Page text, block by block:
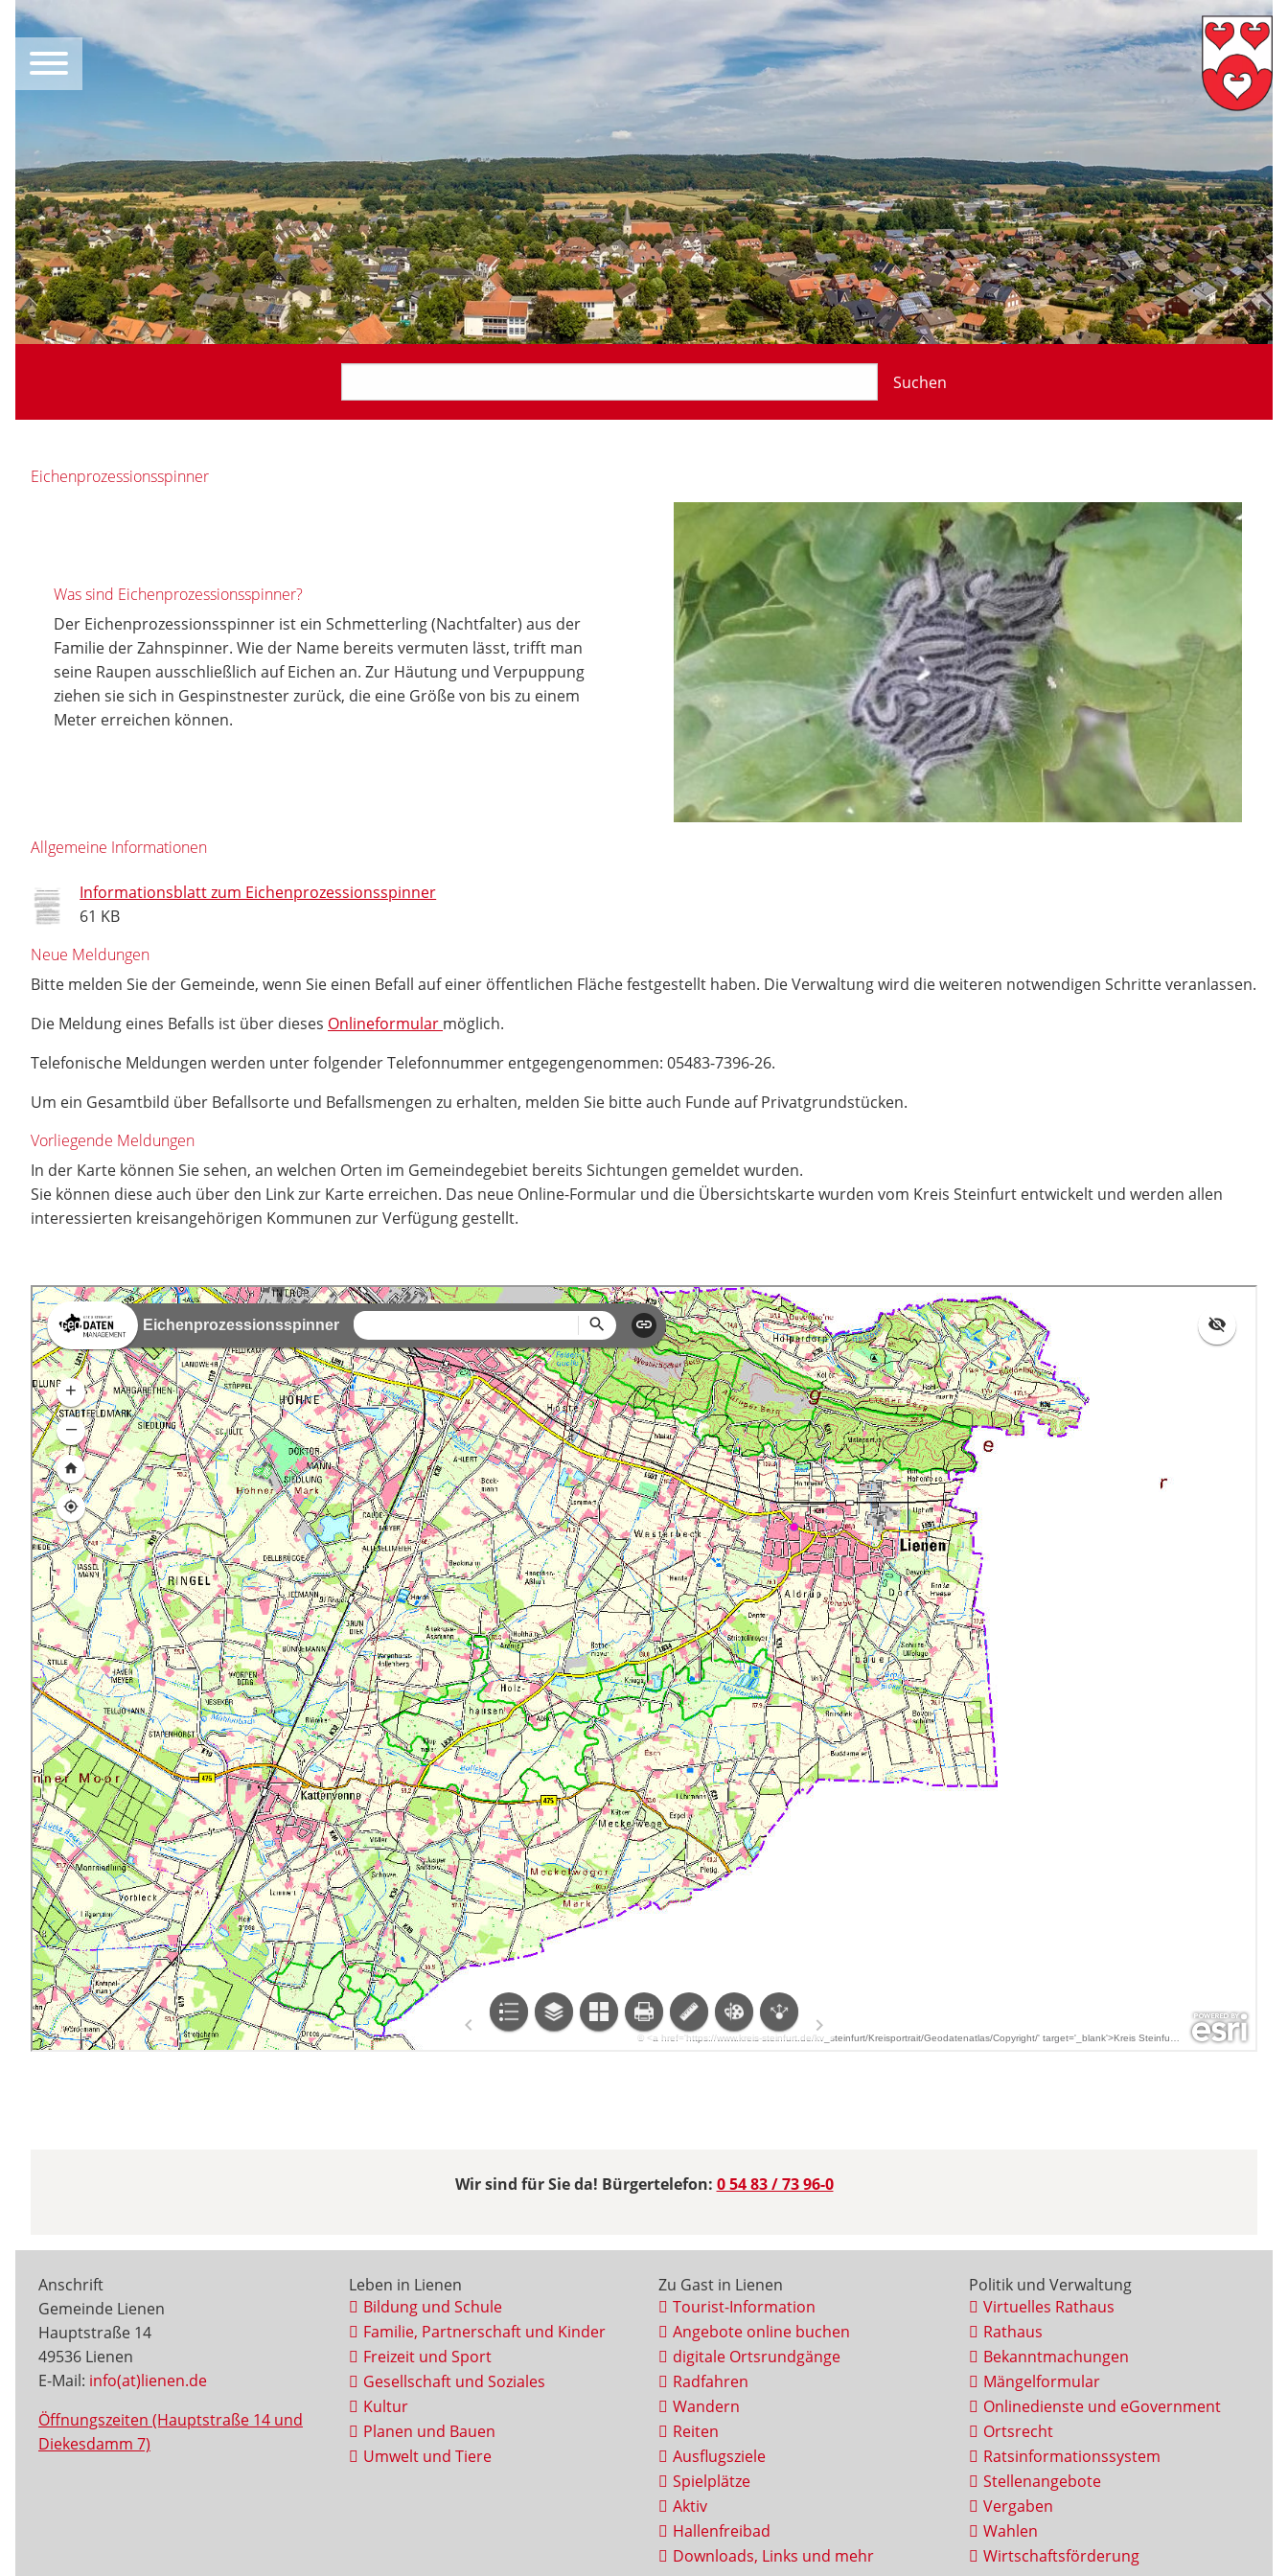
Suchen
Eichenprozessionsspinner
Was sind Eichenprozessionsspinner?
Der Eichenprozessionsspinner ist ein Schmetterling (Nachtfalter) aus der
Familie der Zahnspinner. Wie der Name bereits vermuten lässt, trifft man
seine Raupen ausschließlich auf Eichen an. Zur Häutung und Verpuppung
ziehen sie sich in Gespinstnester zurück, die eine Größe von bis zu einem
Meter erreichen können.
Allgemeine Informationen
Informationsblatt zum Eichenprozessionsspinner
61 KB
Neue Meldungen
Bitte melden Sie der Gemeinde, wenn Sie einen Befall auf einer öffentlichen Fläche festgestellt haben. Die Verwaltung wird die weiteren notwendigen Schritte veranlassen.
Die Meldung eines Befalls ist über dieses Onlineformular möglich.
Telefonische Meldungen werden unter folgender Telefonnummer entgegengenommen: 05483-7396-26.
Um ein Gesamtbild über Befallsorte und Befallsmengen zu erhalten, melden Sie bitte auch Funde auf Privatgrundstücken.
Vorliegende Meldungen
In der Karte können Sie sehen, an welchen Orten im Gemeindegebiet bereits Sichtungen gemeldet wurden.
Sie können diese auch über den Link zur Karte erreichen. Das neue Online-Formular und die Übersichtskarte wurden vom Kreis Steinfurt entwickelt und werden allen
interessierten kreisangehörigen Kommunen zur Verfügung gestellt.
Wir sind für Sie da! Bürgertelefon: 0 54 83 / 73 96-0
Anschrift
Gemeinde Lienen
Hauptstraße 14
49536 Lienen
E-Mail: info(at)lienen.de
Öffnungszeiten (Hauptstraße 14 und
Diekesdamm 7)
Leben in Lienen
Bildung und Schule
Familie, Partnerschaft und Kinder
Freizeit und Sport
Gesellschaft und Soziales
Kultur
Planen und Bauen
Umwelt und Tiere
Zu Gast in Lienen
Tourist-Information
Angebote online buchen
digitale Ortsrundgänge
Radfahren
Wandern
Reiten
Ausflugsziele
Spielplätze
Aktiv
Hallenfreibad
Downloads, Links und mehr
Politik und Verwaltung
Virtuelles Rathaus
Rathaus
Bekanntmachungen
Mängelformular
Onlinedienste und eGovernment
Ortsrecht
Ratsinformationssystem
Stellenangebote
Vergaben
Wahlen
Wirtschaftsförderung